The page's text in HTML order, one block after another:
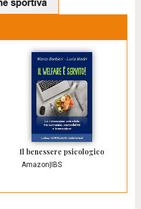
Il benessere psicologico
Amazon IBS